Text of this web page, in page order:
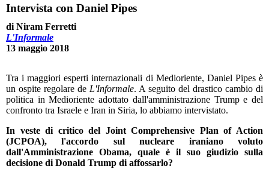
Intervista con Daniel Pipes
di Niram Ferretti
L'Informale
13 maggio 2018
Tra i maggiori esperti internazionali di Medioriente, Daniel Pipes è
un ospite regolare de L'Informale. A seguito del drastico cambio di
politica in Medioriente adottato dall'amministrazione Trump e del
confronto tra Israele e Iran in Siria, lo abbiamo intervistato.
In veste di critico del Joint Comprehensive Plan of Action
(JCPOA), l'accordo sul nucleare iraniano voluto
dall'Amministrazione Obama, quale è il suo giudizio sulla
decisione di Donald Trump di affossarlo?